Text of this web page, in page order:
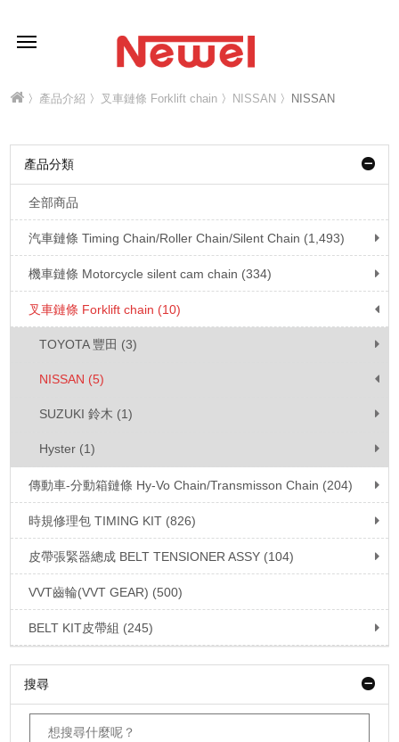
〉 產品介紹 〉 叉車鏈條 Forklift chain 〉 NISSAN 〉NISSAN
產品分類
全部商品
汽車鏈條 Timing Chain/Roller Chain/Silent Chain (1,493)
機車鏈條 Motorcycle silent cam chain (334)
叉車鏈條 Forklift chain (10)
TOYOTA 豐田 (3)
NISSAN (5)
SUZUKI 鈴木 (1)
Hyster (1)
傳動車-分動箱鏈條 Hy-Vo Chain/Transmisson Chain (204)
時規修理包 TIMING KIT (826)
皮帶張緊器總成 BELT TENSIONER ASSY (104)
VVT齒輪(VVT GEAR) (500)
BELT KIT皮帶組 (245)
搜尋